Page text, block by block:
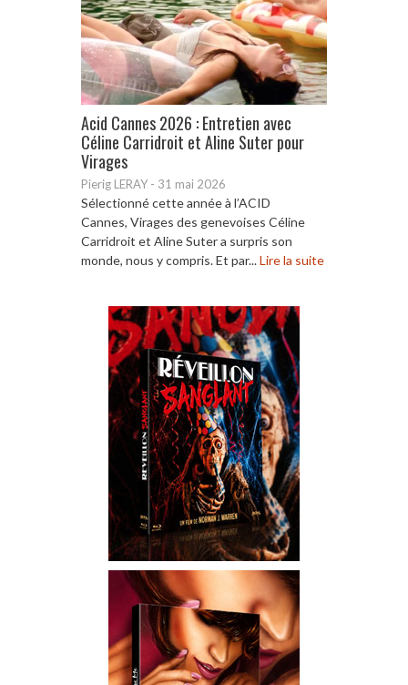
Acid Cannes 2026 : Entretien avec
Céline Carridroit et Aline Suter pour
Virages
Pierig LERAY - 31 mai 2026
Sélectionné cette année à l’ACID
Cannes, Virages des genevoises Céline
Carridroit et Aline Suter a surpris son
monde, nous y compris. Et par...Lire la suite